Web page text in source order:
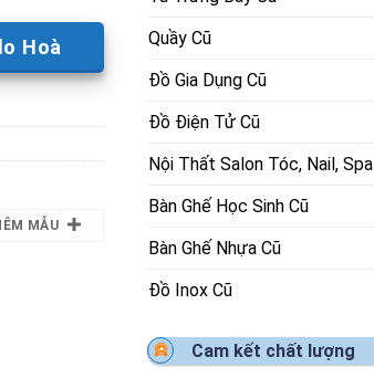
Hoà
MẪU
Quầy Cũ
Đồ Gia Dụng Cũ
Đồ Điện Tử Cũ
Nội Thất Salon Tóc, Nail, Spa
Bàn Ghế Học Sinh Cũ
Bàn Ghế Nhựa Cũ
Đồ Inox Cũ
Cam kết chất lượng